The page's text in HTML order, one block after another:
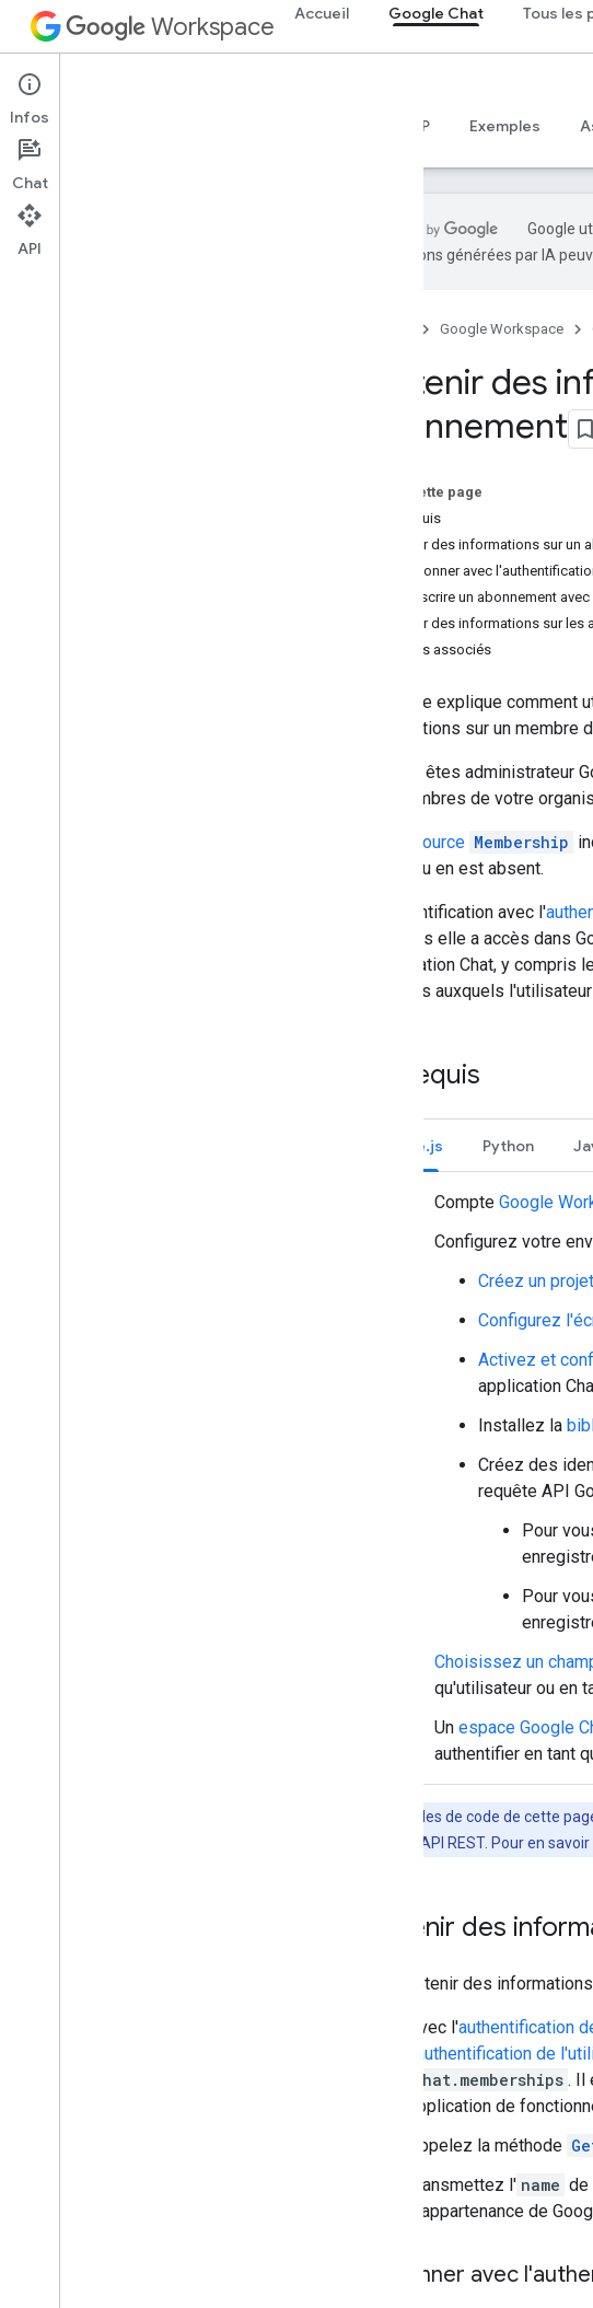
Workspace Accueil Google Chat Tous les
Google Chat
Aperçu Serveur MCP Exemples
Google
traductions générées par IA
Google Workspace
Obtenir des
abonnement
Sur cette page
Prérequis
Obtenir des informations sur un
S'abonner avec
Souscrire un abonnement
Obtenir des informations sur
Articles associés
Ce guide explique comment
informations sur un membre
Si vous êtes administrateur
les membres de votre
ressource Membership
partie ou en est absent.
L'authentification avec l'
auxquels elle a accès dans
l'application Chat, y compris
espaces auxquels
Prérequis
Node.js Python
Compte Google
Configurez votre
Créez un
Configurez
Activez et
application
Installez la
Créez des
requête API
Pour
Pour
Choisissez un
qu'utilisateur ou en
Un espace Google
authentifier en tant
Les exemples de code de cette
l'interface de l'API REST. Pour en
Obtenir des
Pour obtenir des
Avec l'authentification
authentification de
chat.memberships . Il
application de
Appelez la méthode
Transmettez l' name de
d'appartenance de
S'abonner avec
Infos
Chat
API